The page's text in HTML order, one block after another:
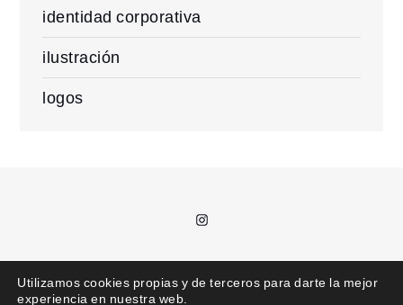
identidad corporativa
ilustración
logos
Instagram
Utilizamos cookies propias y de terceros para darte la mejor
experiencia en nuestra web.